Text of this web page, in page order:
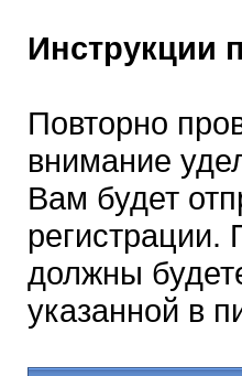
Инструкции
Повторно
внимание
Вам будет
должны
указанной в